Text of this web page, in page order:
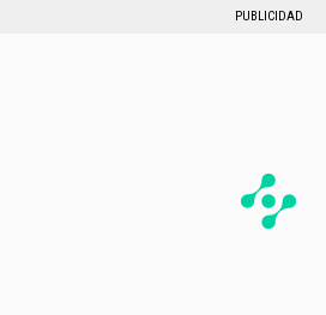
PUBLICIDAD